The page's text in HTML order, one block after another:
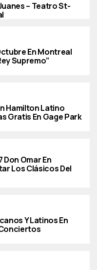
– Teatro St-
En Montreal
Supremo”
Hamilton Latino
Gratis En Gage Park
Don Omar En
Los Clásicos Del
Y Latinos En